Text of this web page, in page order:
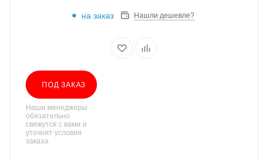
на заказ Нашли дешевле?
ПОД ЗАКАЗ
Наши менеджеры
обязательно
свяжутся с вами и
уточнят условия
заказа